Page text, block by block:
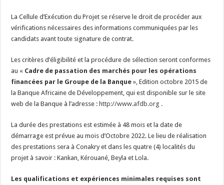
La Cellule d’Exécution du Projet se réserve le droit de procéder aux
vérifications nécessaires des informations communiquées par les
candidats avant toute signature de contrat.
Les critères d’éligibilité et la procédure de sélection seront conformes
au « Cadre de passation des marchés pour les opérations
financées par le Groupe de la Banque», Edition octobre 2015 de
la Banque Africaine de Développement, qui est disponible sur le site
web de la Banque à l’adresse :http://www.afdb.org .
La durée des prestations est estimée à 48 mois et la date de
démarrage est prévue au mois d’Octobre 2022. Le lieu de réalisation
des prestations sera à Conakry et dans les quatre (4) localités du
projet à savoir : Kankan, Kérouané, Beyla et Lola.
Les qualifications et expériences minimales requises sont